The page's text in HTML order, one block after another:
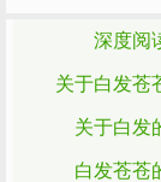
深度阅
关于白发苍
关于白发
白发苍苍